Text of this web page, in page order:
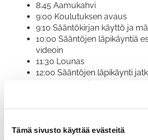
Tämä sivusto käyttää evästeitä
8:45 Aamukahvi
9:00 Koulutuksen avaus
9:10 Sääntökirjan käyttö ja
10:00 Sääntöjen läpikäyntiä
videoin
11:30 Lounas
12:00 Sääntöjen läpikäynti
13:30 Tuomarijärjestelmä ja
Kurssille osallistujilta ei edellytetä